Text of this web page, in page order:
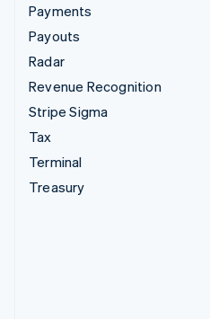
Payments
Payouts
Radar
Revenue Recognition
Stripe Sigma
Tax
Terminal
Treasury